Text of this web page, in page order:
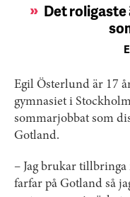
Det roligaste
Egil Österlund är 17
gymnasiet i
sommarjobbat som
Gotland.
– Jag brukar
farfar på Gotland så